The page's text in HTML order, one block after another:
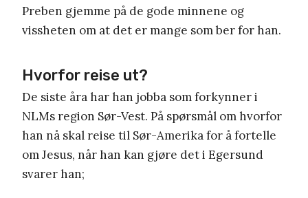
Preben gjemme på de gode minnene og
vissheten om at det er mange som ber for han.
Hvorfor reise ut?
De siste åra har han jobba som forkynner i
NLMs region Sør-Vest. På spørsmål om hvorfor
han nå skal reise til Sør-Amerika for å fortelle
om Jesus, når han kan gjøre det i Egersund
svarer han;